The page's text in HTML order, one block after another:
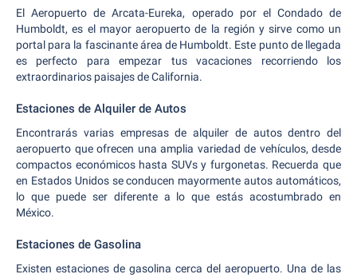
El Aeropuerto de Arcata-Eureka, operado por el Condado de
Humboldt, es el mayor aeropuerto de la región y sirve como un
portal para la fascinante área de Humboldt. Este punto de llegada
es perfecto para empezar tus vacaciones recorriendo los
extraordinarios paisajes de California.
Estaciones de Alquiler de Autos
Encontrarás varias empresas de alquiler de autos dentro del
aeropuerto que ofrecen una amplia variedad de vehículos, desde
compactos económicos hasta SUVs y furgonetas. Recuerda que
en Estados Unidos se conducen mayormente autos automáticos,
lo que puede ser diferente a lo que estás acostumbrado en
México.
Estaciones de Gasolina
Existen estaciones de gasolina cerca del aeropuerto. Una de las